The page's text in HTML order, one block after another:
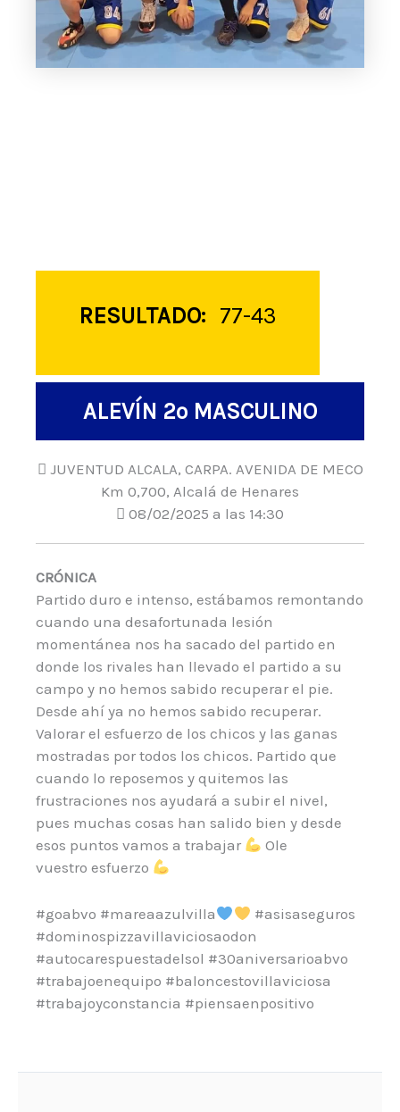
RESULTADO: 77-43
ALEVÍN 2º MASCULINO
JUVENTUD ALCALA, CARPA. AVENIDA DE MECO
Km 0,700, Alcalá de Henares
08/02/2025 a las 14:30
CRÓNICA
Partido duro e intenso, estábamos remontando
cuando una desafortunada lesión
momentánea nos ha sacado del partido en
donde los rivales han llevado el partido a su
campo y no hemos sabido recuperar el pie.
Desde ahí ya no hemos sabido recuperar.
Valorar el esfuerzo de los chicos y las ganas
mostradas por todos los chicos. Partido que
cuando lo reposemos y quitemos las
frustraciones nos ayudará a subir el nivel,
pues muchas cosas han salido bien y desde
esos puntos vamos a trabajar
Ole
vuestro esfuerzo
#goabvo #mareaazulvilla
#asisaseguros
#dominospizzavillaviciosaodon
#autocarespuestadelsol #30aniversarioabvo
#trabajoenequipo #baloncestovillaviciosa
#trabajoyconstancia #piensaenpositivo